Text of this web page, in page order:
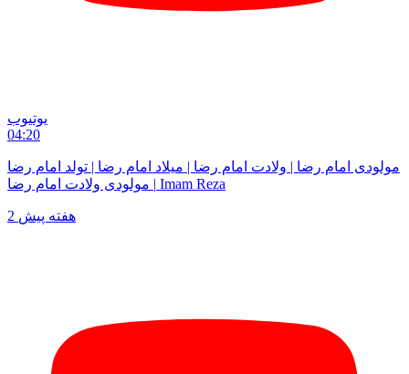
یوتیوب
04:20
مولودی امام رضا | ولادت امام رضا | میلاد امام رضا | تولد امام رضا
| مولودی ولادت امام رضا Imam Reza
2 هفته پیش